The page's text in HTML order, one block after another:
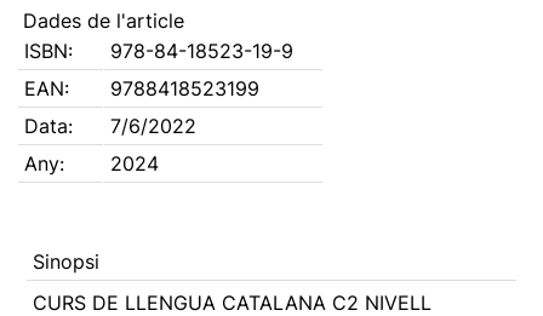
Dades de l'article
ISBN:
978-84-18523-19-9
EAN:
9788418523199
Data:
7/6/2022
Any:
2024
Sinopsi
CURS DE LLENGUA CATALANA C2 NIVELL